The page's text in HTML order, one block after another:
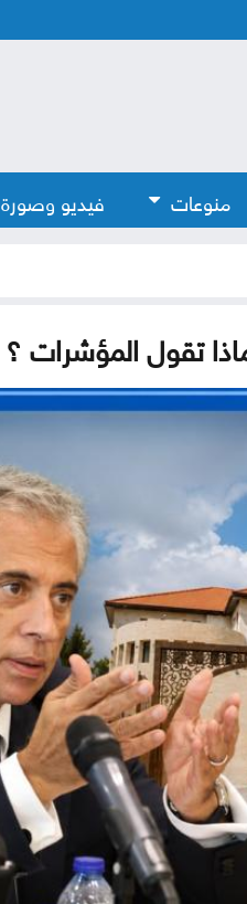
منوعات فيديو وصورة
تقول المؤشرات ؟